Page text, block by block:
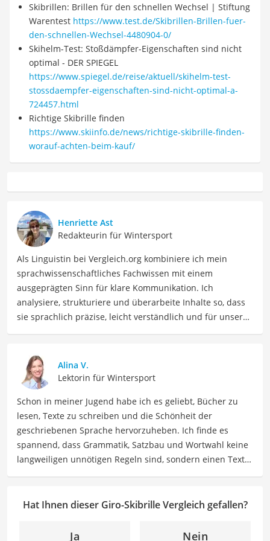
Skibrillen: Brillen für den schnellen Wechsel | Stiftung
Warentest https://www.test.de/Skibrillen-Brillen-fuer-
den-schnellen-Wechsel-4480904-0/
Skihelm-Test: Stoßdämpfer-Eigenschaften sind nicht
optimal - DER SPIEGEL
https://www.spiegel.de/reise/aktuell/skihelm-test-
stossdaempfer-eigenschaften-sind-nicht-optimal-a-
724457.html
Richtige Skibrille finden
https://www.skiinfo.de/news/richtige-skibrille-finden-
worauf-achten-beim-kauf/
Henriette Ast
Redakteurin für Wintersport
Als Linguistin bei Vergleich.org kombiniere ich mein
sprachwissenschaftliches Fachwissen mit einem
ausgeprägten Sinn für klare Kommunikation. Ich
analysiere, strukturiere und überarbeite Inhalte so, dass
sie sprachlich präzise, leicht verständlich und für unsere
beschäftige ich mich gerne mit verschiedenen Hobbys
und Freizeitaktivitäten. Dieses Interesse spiegelt sich in
meinen Beiträgen wider, die sich mit Freizeitideen,
Reiseempfehlungen, Hobbytipps und Anregungen für die
Freizeitgestaltung befassen.
Der Giro-Skibrille-Vergleich ist aus unserer Sicht
besonders empfehlenswert fürSkifahrer und
Wintersportler.
Alina V.
Lektorin für Wintersport
Schon in meiner Jugend habe ich es geliebt, Bücher zu
lesen, Texte zu schreiben und die Schönheit der
geschriebenen Sprache hervorzuheben. Ich finde es
spannend, dass Grammatik, Satzbau und Wortwahl keine
langweiligen unnötigen Regeln sind, sondern einen Text
geschriebenen Wort als Lektorin bei VGL in unsere Texte
Detailgenauigkeit und sprachliche Präzision unterstütze
Hat Ihnen dieser Giro-Skibrille Vergleich gefallen?
Ja Nein